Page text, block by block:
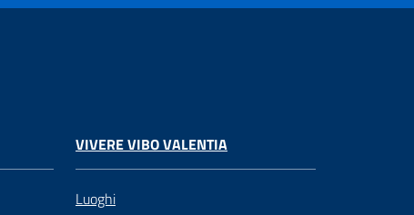
VIVERE VIBO VALENTIA
Luoghi